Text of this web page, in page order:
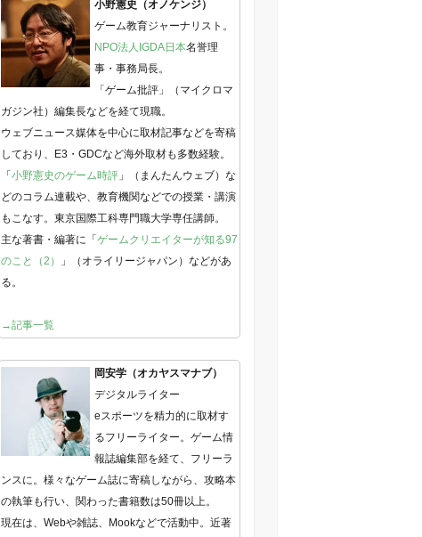
小野憲史（オノケンジ）
ゲーム教育ジャーナリスト。
NPO法人IGDA日本名誉理
事・事務局長。
「ゲーム批評」（マイクロマ
ガジン社）編集長などを経て現職。
ウェブニュース媒体を中心に取材記事などを寄稿
しており、E3・GDCなど海外取材も多数経験。
「 小野憲史のゲーム時評」（まんたんウェブ）な
どのコラム連載や、教育機関などでの授業・講演
もこなす。東京国際工科専門職大学専任講師。
主な著書・編著に「 ゲームクリエイターが知る97
のこと（2）
」（オライリージャパン）などがあ
る。
→記事一覧
岡安学（オカヤスマナブ）
デジタルライター
eスポーツを精力的に取材す
るフリーライター。ゲーム情
報誌編集部を経て、フリーラ
ンスに。様々なゲーム誌に寄稿しながら、攻略本
の執筆も行い、関わった書籍数は50冊以上。
現在は、Webや雑誌、Mookなどで活動中。近著